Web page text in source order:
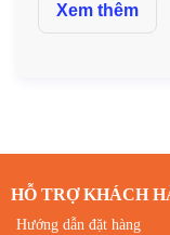
Xem thêm
HỖ TRỢ KHÁCH
Hướng dẫn đặt hàng